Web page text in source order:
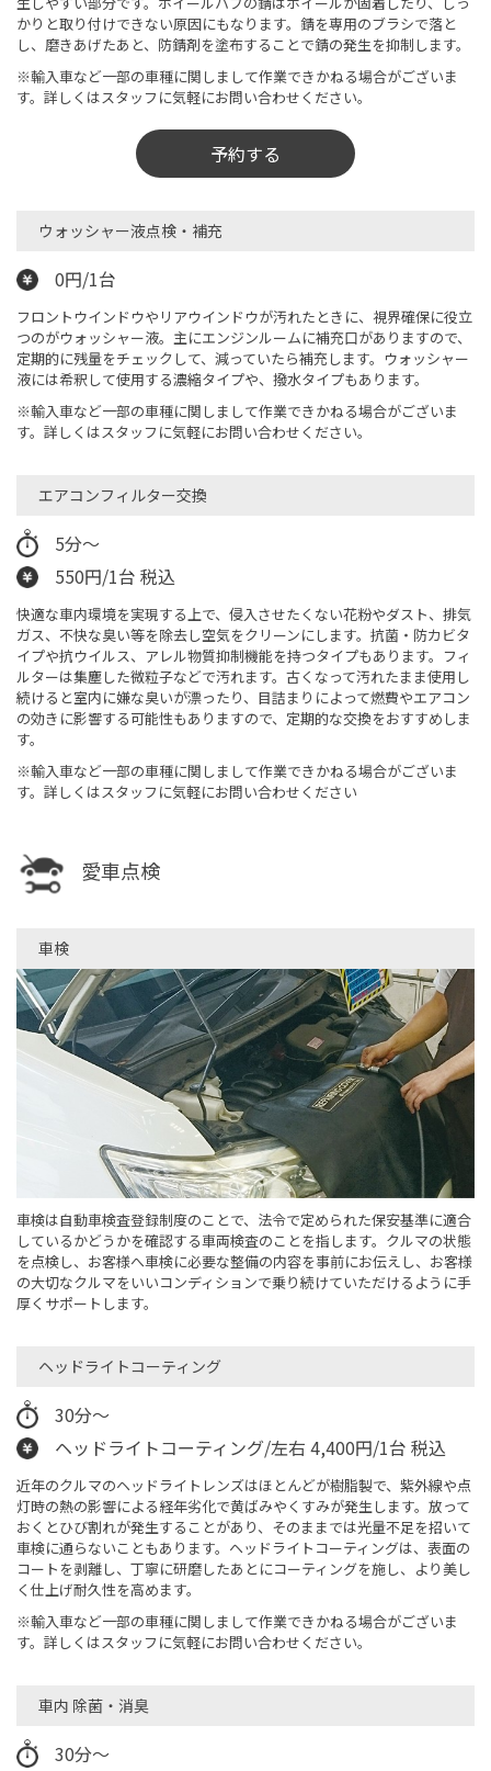
かりと取り付けできない原因にもなります。錆を専用のブラシで落と
し、磨きあげたあと、防錆剤を塗布することで錆の発生を抑制します。
※輸入車など一部の車種に関しまして作業できかねる場合がございま
す。詳しくはスタッフに気軽にお問い合わせください。
予約する
ウォッシャー液点検・補充
0円/1台
フロントウインドウやリアウインドウが汚れたときに、視界確保に役立
つのがウォッシャー液。主にエンジンルームに補充口がありますので、
定期的に残量をチェックして、減っていたら補充します。ウォッシャー
液には希釈して使用する濃縮タイプや、撥水タイプもあります。
※輸入車など一部の車種に関しまして作業できかねる場合がございま
す。詳しくはスタッフに気軽にお問い合わせください。
エアコンフィルター交換
5分～
550円/1台 税込
快適な車内環境を実現する上で、侵入させたくない花粉やダスト、排気
ガス、不快な臭い等を除去し空気をクリーンにします。抗菌・防カビタ
イプや抗ウイルス、アレル物質抑制機能を持つタイプもあります。フィ
ルターは集塵した微粒子などで汚れます。古くなって汚れたまま使用し
続けると室内に嫌な臭いが漂ったり、目詰まりによって燃費やエアコン
の効きに影響する可能性もありますので、定期的な交換をおすすめしま
す。
※輸入車など一部の車種に関しまして作業できかねる場合がございま
す。詳しくはスタッフに気軽にお問い合わせください
愛車点検
車検
車検は自動車検査登録制度のことで、法令で定められた保安基準に適合
しているかどうかを確認する車両検査のことを指します。クルマの状態
を点検し、お客様へ車検に必要な整備の内容を事前にお伝えし、お客様
の大切なクルマをいいコンディションで乗り続けていただけるように手
厚くサポートします。
ヘッドライトコーティング
30分～
ヘッドライトコーティング/左右 4,400円/1台 税込
近年のクルマのヘッドライトレンズはほとんどが樹脂製で、紫外線や点
灯時の熱の影響による経年劣化で黄ばみやくすみが発生します。放って
おくとひび割れが発生することがあり、そのままでは光量不足を招いて
車検に通らないこともあります。ヘッドライトコーティングは、表面の
コートを剥離し、丁寧に研磨したあとにコーティングを施し、より美し
く仕上げ耐久性を高めます。
※輸入車など一部の車種に関しまして作業できかねる場合がございま
す。詳しくはスタッフに気軽にお問い合わせください。
車内 除菌・消臭
30分～